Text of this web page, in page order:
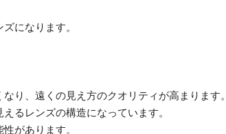
になります。
り、遠くの見え方のクオリティが高まります。
るレンズの構造になっています。
があります。